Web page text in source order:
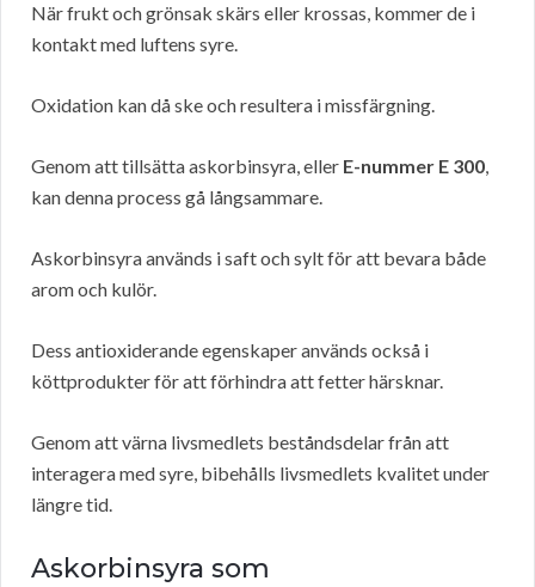
När frukt och grönsak skärs eller krossas, kommer de i
kontakt med luftens syre.
Oxidation kan då ske och resultera i missfärgning.
Genom att tillsätta askorbinsyra, eller E-nummer E 300,
kan denna process gå långsammare.
Askorbinsyra används i saft och sylt för att bevara både
arom och kulör.
Dess antioxiderande egenskaper används också i
köttprodukter för att förhindra att fetter härsknar.
Genom att värna livsmedlets beståndsdelar från att
interagera med syre, bibehålls livsmedlets kvalitet under
längre tid.
Askorbinsyra som